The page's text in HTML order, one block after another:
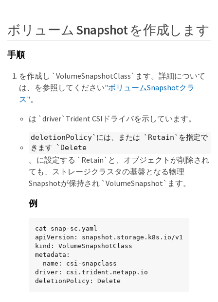
ボリューム Snapshot を作成します
手順
を作成し `VolumeSnapshotClass`ます。詳細について
は、を参照してください"ボリュームSnapshotクラ
ス"。
は `driver`Trident CSIドライバを示しています。
deletionPolicy`には、または `Retain`を指定で
きます `Delete
。に設定する `Retain`と、オブジェクトが削除され
ても、ストレージクラスタの基盤となる物理
Snapshotが保持され `VolumeSnapshot`ます。
例
cat snap-sc.yaml
apiVersion: snapshot.storage.k8s.io/v1
kind: VolumeSnapshotClass
metadata:
driver: csi.trident.netapp.io
deletionPolicy: Delete